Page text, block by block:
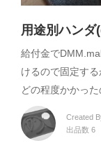
用途別ハン
給付金で
けるので固定す
どの程度かかっ
Created
出品数 6